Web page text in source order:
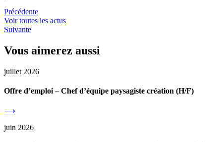
Précédente
Voir toutes les actus
Suivante
Vous aimerez aussi
juillet 2026
Offre d’emploi – Chef d’équipe paysagiste création (H/F)
⟶
juin 2026